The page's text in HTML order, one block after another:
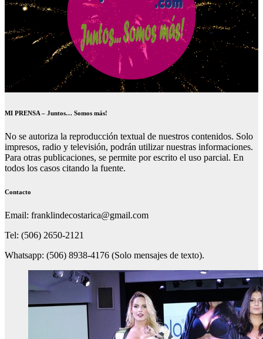
MI PRENSA – Juntos… Somos más!
No se autoriza la reproducción textual de nuestros contenidos. Solo
impresos, radio y televisión, podrán utilizar nuestras informaciones.
Para otras publicaciones, se permite por escrito el uso parcial. En
todos los casos citando la fuente.
Contacto
Email: franklindecostarica@gmail.com
Tel: (506) 2650-2121
Whatsapp: (506) 8938-4176 (Solo mensajes de texto).